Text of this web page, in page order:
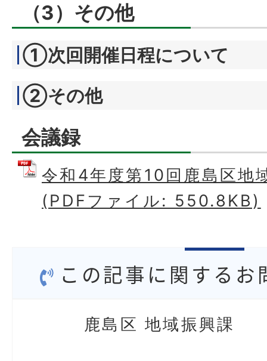
（3）その他
①次回開催日程について
②その他
会議録
令和4年度第10回鹿島区地
(PDFファイル: 550.8KB)
この記事に関するお
鹿島区 地域振興課